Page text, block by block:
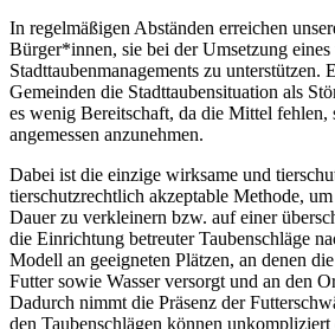
In regelmäßigen Abständen erreichen
Bürger*innen, sie bei der Umsetzung eines
Stadttaubenmanagements zu unterstützen.
Gemeinden die Stadttaubensituation als
es wenig Bereitschaft, da die Mittel fehlen,
angemessen anzunehmen.
Dabei ist die einzige wirksame und
tierschutzrechtlich akzeptable Methode,
Dauer zu verkleinern bzw. auf einer
die Einrichtung betreuter Taubenschläge
Modell an geeigneten Plätzen, an denen
Futter sowie Wasser versorgt und an den
Dadurch nimmt die Präsenz der
den Taubenschlägen können